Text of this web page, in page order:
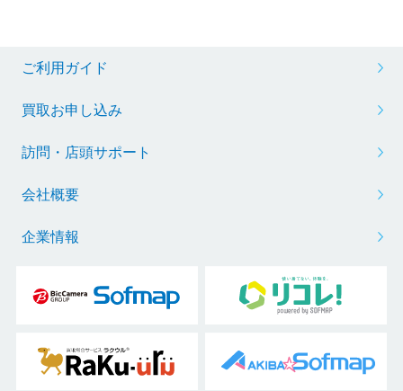
ご利用ガイド
買取お申し込み
訪問・店頭サポート
会社概要
企業情報